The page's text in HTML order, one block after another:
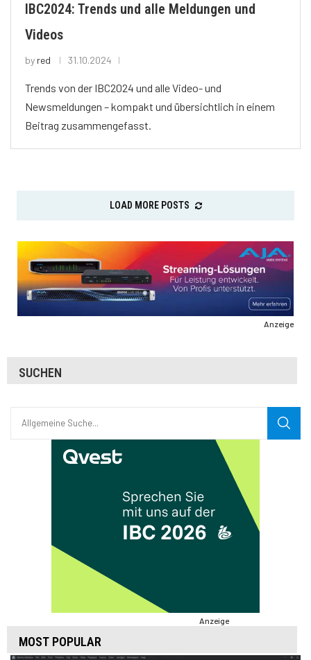
IBC2024: Trends und alle Meldungen und
Videos
by red 31.10.2024
Trends von der IBC2024 und alle Video- und
Newsmeldungen – kompakt und übersichtlich in einem
Beitrag zusammengefasst.
LOAD MORE POSTS
Anzeige
SUCHEN
Anzeige
MOST POPULAR